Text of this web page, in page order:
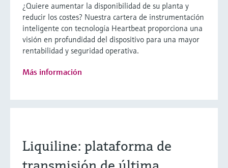
¿Quiere aumentar la disponibilidad de su planta y
reducir los costes? Nuestra cartera de instrumentación
inteligente con tecnología Heartbeat proporciona una
visión en profundidad del dispositivo para una mayor
rentabilidad y seguridad operativa.
Más información
Liquiline: plataforma de